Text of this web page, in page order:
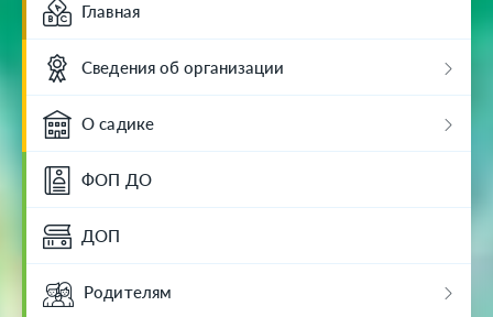
Главная
Сведения об организации
О садике
ФОП ДО
ДОП
Родителям